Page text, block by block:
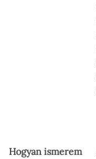
Hogyan ismerem